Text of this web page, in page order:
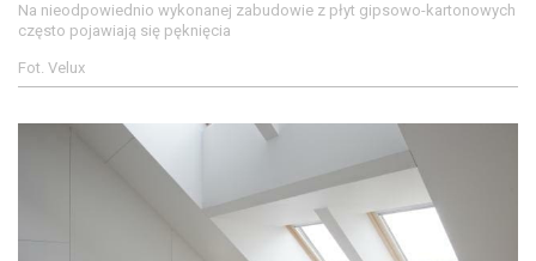
Na nieodpowiednio wykonanej zabudowie z płyt gipsowo-kartonowych
często pojawiają się pęknięcia
Fot. Velux